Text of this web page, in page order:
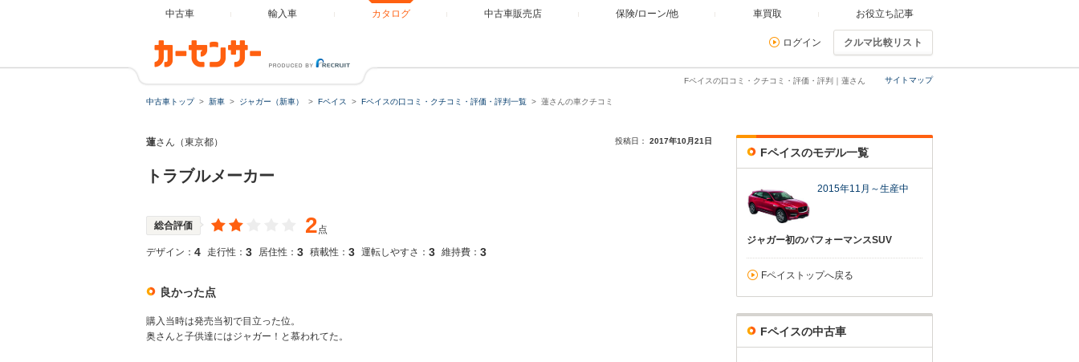
中古車 輸入車 カタログ 中古車販売店 保険/ローン/他 車買取 お役立ち記事
ログイン クルマ比較リスト
サイトマップ
Fペイスの口コミ・クチコミ・評価・評判｜蓮さん
中古車トップ 新車 ジャガー（新車） Fペイス Fペイスの口コミ・クチコミ・評価・評判一覧 蓮さんの車クチコミ
蓮さん（東京都） 投稿日： 2017年10月21日
トラブルメーカー
総合評価 2点
デザイン： 4 走行性： 3 居住性： 3 積載性： 3 運転しやすさ： 3 維持費： 3
良かった点
購入当時は発売当初で目立った位。
奥さんと子供達にはジャガー！と慕われてた。
Fペイスのモデル一覧
2015年11月～生産中
ジャガー初のパフォーマンスSUV
Fペイストップへ戻る
Fペイスの中古車